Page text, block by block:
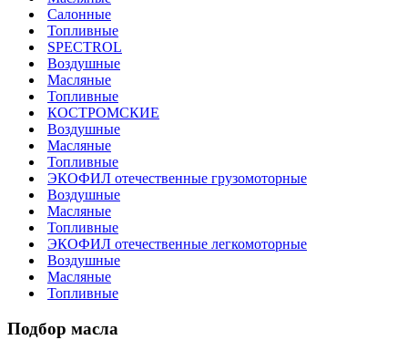
Салонные
Топливные
SPECTROL
Воздушные
Масляные
Топливные
КОСТРОМСКИЕ
Воздушные
Масляные
Топливные
ЭКОФИЛ отечественные грузомоторные
Воздушные
Масляные
Топливные
ЭКОФИЛ отечественные легкомоторные
Воздушные
Масляные
Топливные
Подбор масла